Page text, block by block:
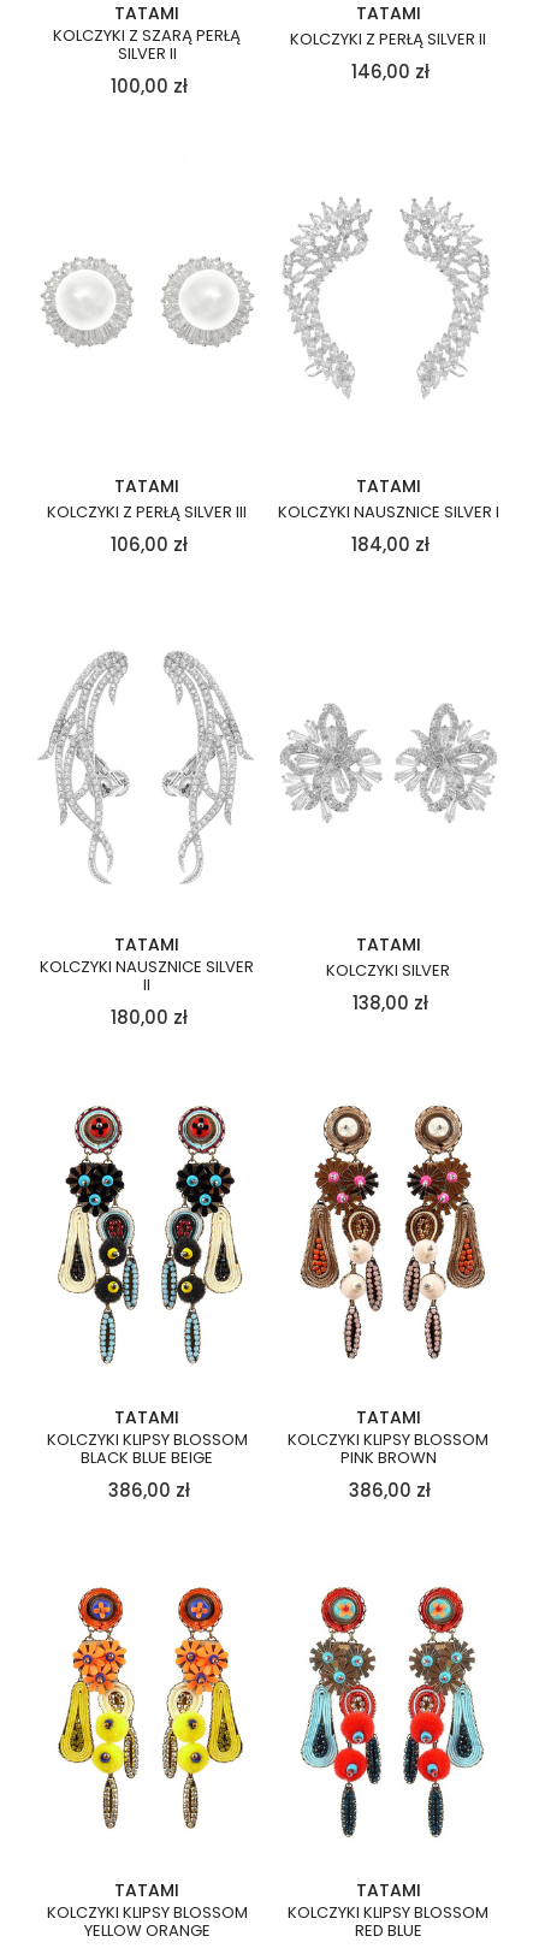
TATAMI
KOLCZYKI Z SZARĄ PERŁĄ
SILVER II
100,00 zł
TATAMI
KOLCZYKI Z PERŁĄ SILVER II
146,00 zł
TATAMI
KOLCZYKI Z PERŁĄ SILVER III
106,00 zł
TATAMI
KOLCZYKI NAUSZNICE SILVER I
184,00 zł
TATAMI
KOLCZYKI NAUSZNICE SILVER
II
180,00 zł
TATAMI
KOLCZYKI SILVER
138,00 zł
TATAMI
KOLCZYKI KLIPSY BLOSSOM
BLACK BLUE BEIGE
386,00 zł
TATAMI
KOLCZYKI KLIPSY BLOSSOM
PINK BROWN
386,00 zł
TATAMI
KOLCZYKI KLIPSY BLOSSOM
YELLOW ORANGE
TATAMI
KOLCZYKI KLIPSY BLOSSOM
RED BLUE